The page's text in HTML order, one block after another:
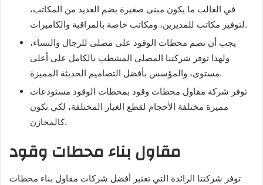
في الغالب ما يكون مبنى صغيرة يضم العديد من المكاتب،
لتوفير مكاتب للمديرين، ومكاتب خاصة بالمراقبة والكاميرات.
يجب أن تضم محطات الوقود على مصلى للرجال والنساء،
ولهذا توفر شركتنا المصلى المشطب بالكامل على أعلى
مستوى، والمؤسس بأفضل التصاميم الحديثة المميزة.
توفر شركة مقاول محطات وقود بمحطات الوقود مستودعات
مميزة مختلفة الأحجام لقطع الغيار المختلفة، لكي تكون
كالمخازن.
مقاول بناء محطات وقود
توفر شركتنا الرائدة التي تعتبر أفضل شركات مقاول بناء محطات